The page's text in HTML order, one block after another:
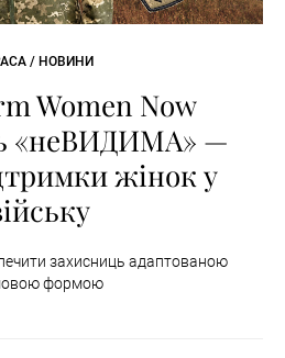
/ НОВИНИ
Women Now
«неВИДИМА» —
жінок у
захисниць адаптованою
формою